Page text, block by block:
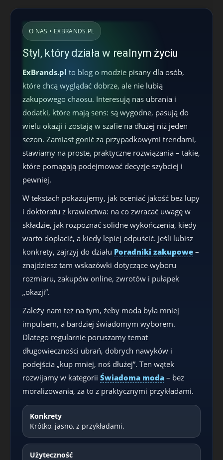
O NAS • EXBRANDS.PL
Styl, który działa w realnym życiu
ExBrands.pl to blog o modzie pisany dla osób,
które chcą wyglądać dobrze, ale nie lubią
zakupowego chaosu. Interesują nas ubrania i
dodatki, które mają sens: są wygodne, pasują do
wielu okazji i zostają w szafie na dłużej niż jeden
sezon. Zamiast gonić za przypadkowymi trendami,
stawiamy na proste, praktyczne rozwiązania – takie,
które pomagają podejmować decyzje szybciej i
pewniej.
W tekstach pokazujemy, jak oceniać jakość bez lupy
i doktoratu z krawiectwa: na co zwracać uwagę w
składzie, jak rozpoznać solidne wykończenia, kiedy
warto dopłacić, a kiedy lepiej odpuścić. Jeśli lubisz
konkrety, zajrzyj do działu Poradniki zakupowe –
znajdziesz tam wskazówki dotyczące wyboru
rozmiaru, zakupów online, zwrotów i pułapek
„okazji”.
Zależy nam też na tym, żeby moda była mniej
impulsem, a bardziej świadomym wyborem.
Dlatego regularnie poruszamy temat
długowieczności ubrań, dobrych nawyków i
podejścia „kup mniej, noś dłużej”. Ten wątek
rozwijamy w kategorii Świadoma moda – bez
moralizowania, za to z praktycznymi przykładami.
Konkrety
Krótko, jasno, z przykładami.
Użyteczność